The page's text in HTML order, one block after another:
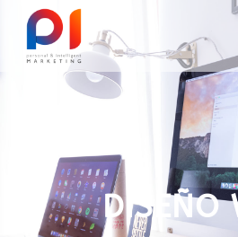
DISEÑO